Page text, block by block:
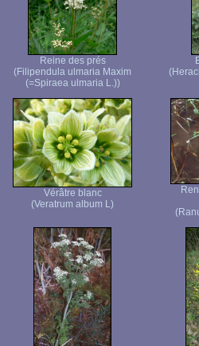
Reine des prés
(Filipendula ulmaria Maxim
(=Spiraea ulmaria L.))
Vérâtre blanc
(Veratrum album L)